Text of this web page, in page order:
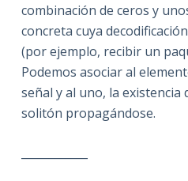
combinación de ceros y
concreta cuya
(por ejemplo, recibir un
Podemos asociar al
señal y al uno, la existencia
solitón propagándose.